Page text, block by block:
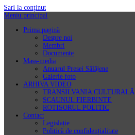
Sari la conținut
Meniu principal
Prima pagină
Despre noi
Membri
Documente
Mass-media
Anuarul Presei Sălăjene
Galerie foto
ARHIVA VIDEO
TRANSILVANIA CULTURALĂ
SCAUNUL FIERBINTE
ROTISORUL POLITIC
Contact
Legislație
Politică de confidențialitate